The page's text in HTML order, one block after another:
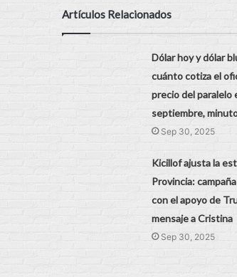
Artículos Relacionados
Dólar hoy y dólar
cuánto cotiza el
precio del paralelo
septiembre,
Sep 30, 2025
Kicillof ajusta la
Provincia:
con el apoyo de
mensaje a Cristina
Sep 30, 2025